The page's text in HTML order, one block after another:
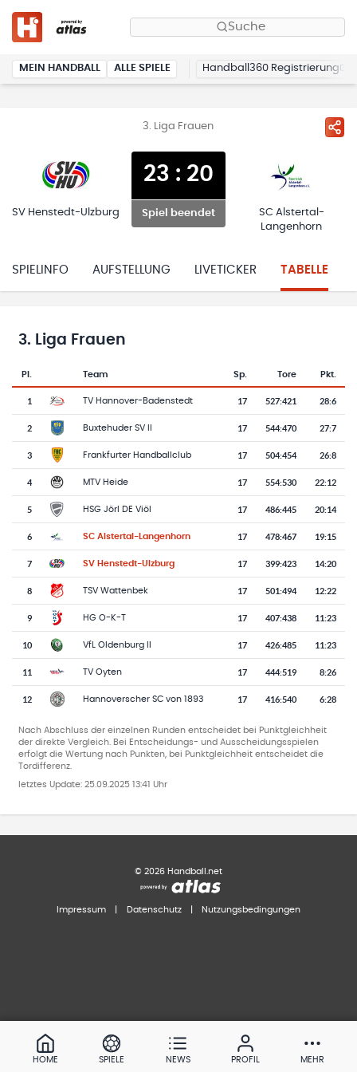
Suche
MEIN HANDBALL ALLE SPIELE Handball360 Registrierung
3. Liga Frauen
SV Henstedt-Ulzburg
23 : 20
Spiel beendet
SC Alstertal-
Langenhorn
SPIELINFO AUFSTELLUNG LIVETICKER TABELLE
3. Liga Frauen
Pl.
Team-Logo
Team Sp. Tore Pkt.
1 TV Hannover-Badenstedt 17 527:421 28:6
2 Buxtehuder SV II 17 544:470 27:7
3 Frankfurter Handballclub 17 504:454 26:8
4 MTV Heide 17 554:530 22:12
5 HSG Jörl DE Viöl 17 486:445 20:14
6 SC Alstertal-Langenhorn 17 478:467 19:15
7 SV Henstedt-Ulzburg 17 399:423 14:20
8 TSV Wattenbek 17 501:494 12:22
9 HG O-K-T 17 407:438 11:23
10 VfL Oldenburg II 17 426:485 11:23
11 TV Oyten 17 444:519 8:26
12 Hannoverscher SC von 1893 17 416:540 6:28
Nach Abschluss der einzelnen Runden entscheidet bei Punktgleichheit
der direkte Vergleich. Bei Entscheidungs- und Ausscheidungsspielen
erfolgt die Wertung nach Punkten, bei Punktgleichheit entscheidet die
Tordifferenz.
letztes Update: 25.09.2025 13:41 Uhr
© 2026 Handball.net
Impressum Datenschutz Nutzungsbedingungen
HOME SPIELE NEWS PROFIL MEHR